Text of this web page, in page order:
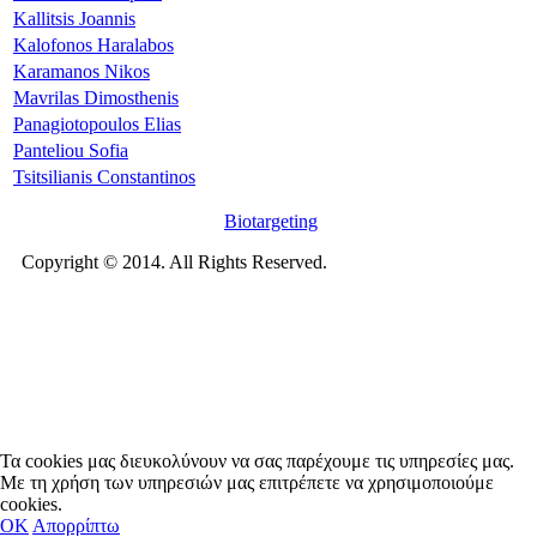
Kallitsis Joannis
Kalofonos Haralabos
Karamanos Nikos
Mavrilas Dimosthenis
Panagiotopoulos Elias
Panteliou Sofia
Tsitsilianis Constantinos
Biotargeting
Copyright © 2014. All Rights Reserved.
Τα cookies μας διευκολύνουν να σας παρέχουμε τις υπηρεσίες μας.
Με τη χρήση των υπηρεσιών μας επιτρέπετε να χρησιμοποιούμε
cookies.
OΚ Απορρίπτω